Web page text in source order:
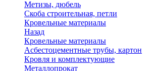
Метизы, дюбель
Скоба строительная, петли
Кровельные материалы
Назад
Кровельные материалы
Асбестоцементные трубы, картон
Кровля и комплектующие
Металлопрокат